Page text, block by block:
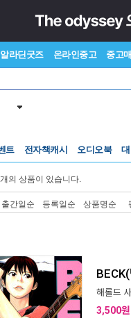
알라딘굿즈 온라인중고 중고
트 전자책캐시 오디오북
개의 상품이 있습니다.
출간일순 등록일순 상품명순
해롤드
3,500원